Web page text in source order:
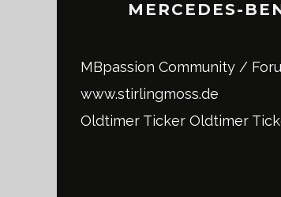
MERCEDES-
MBpassion Community /
www.stirlingmoss.de
Oldtimer Ticker Oldtimer